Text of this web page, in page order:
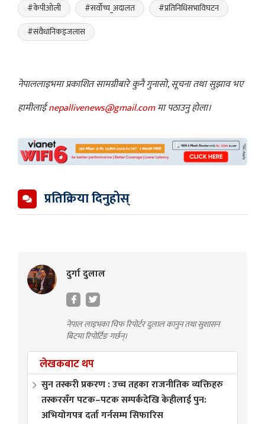
#केपीओली #सर्वोच्च_अदालत
#प्रतिनिधिसभाविघटन
#संवैधानिकइजलास
नेपाललाइभमा प्रकाशित सामग्रीबारे कुनै गुनासो, सूचना तथा सुझाव भए
हामीलाईnepallivenews@gmail.comमा पठाउनु होला।
प्रतिक्रिया दिनुहोस्
दुर्गा दुलाल
नेपाल लाइभका चिफ रिपोर्टर दुलाल कानुन तथा सुशासन
बिटमा रिपोर्टिङ गर्छन्।
लेखकबाट थप
सुन तस्करी प्रकरण : उच्च तहका राजनीतिक व्यक्तिहरु
तस्करसँग पटक–पटक सम्पर्कदेखि केहीलाई पुन:
अभियोगपत्र दर्ता गर्नसम्म सिफारिस